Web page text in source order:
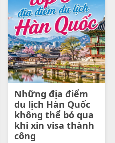
Những địa điểm
du lịch Hàn Quốc
không thể bỏ qua
khi xin visa thành
công